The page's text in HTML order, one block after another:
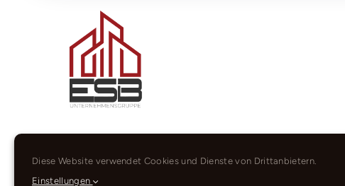
Diese Website verwendet Cookies und Dienste von Drittanbietern.
Einstellungen